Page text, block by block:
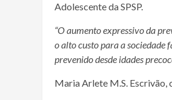
Adolescente da SPSP.
“O aumento expressivo da
o alto custo para a sociedade
prevenido desde idades
Maria Arlete M.S. Escrivão,